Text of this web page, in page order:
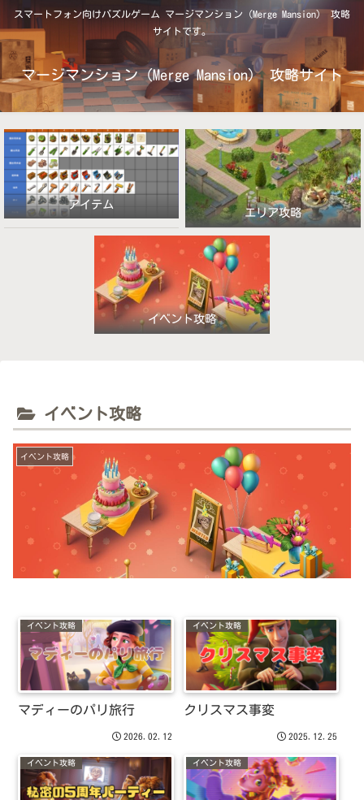
スマートフォン向けパズルゲーム マージマンション（Merge Mansion） 攻略
サイトです。
マージマンション（Merge Mansion） 攻略サイト
アイテム
エリア攻略
イベント攻略
イベント攻略
イベント攻略
イベント攻略
マディーのパリ旅行
2026.02.12
イベント攻略
クリスマス事変
2025.12.25
イベント攻略 イベント攻略